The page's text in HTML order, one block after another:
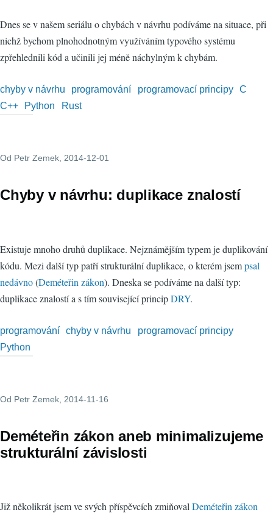
Dnes se v našem seriálu o chybách v návrhu podíváme na situace, při
nichž bychom plnohodnotným využíváním typového systému
zpřehlednili kód a učinili jej méně náchylným k chybám.
chyby v návrhu programování programovací principy
C
C++
Python Rust
Od Petr Zemek , 2014-12-01
Chyby v návrhu: duplikace znalostí
Existuje mnoho druhů duplikace. Nejznámějším typem je duplikování
kódu. Mezi další typ patří strukturální duplikace, o kterém jsempsal
nedávno(Deméteřin zákon). Dneska se podíváme na další typ:
duplikace znalostí a s tím související principDRY.
programování chyby v návrhu
programovací principy
Python
Od Petr Zemek , 2014-11-16
Deméteřin zákon aneb minimalizujeme
strukturální závislosti
Již několikrát jsem ve svých příspěvcích zmiňovalDeméteřin zákon